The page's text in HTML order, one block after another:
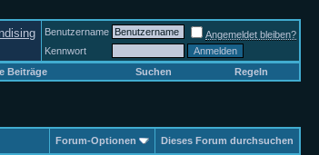
Benutzername
Angemeldet bleiben?
Kennwort
Beiträge Suchen Regeln
Forum-Optionen Dieses Forum durchsuchen